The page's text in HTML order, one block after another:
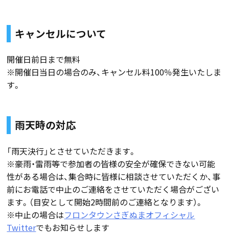
キャンセルについて
開催日前日まで無料
※開催日当日の場合のみ、キャンセル料100％発生いたしま
す。
雨天時の対応
「雨天決行」とさせていただきます。
※豪雨・雷雨等で参加者の皆様の安全が確保できない可能
性がある場合は、集合時に皆様に相談させていただくか、事
前にお電話で中止のご連絡をさせていただく場合がござい
ます。（目安として開始2時間前のご連絡となります）。
※中止の場合はフロンタウンさぎぬまオフィシャル
Twitterでもお知らせします